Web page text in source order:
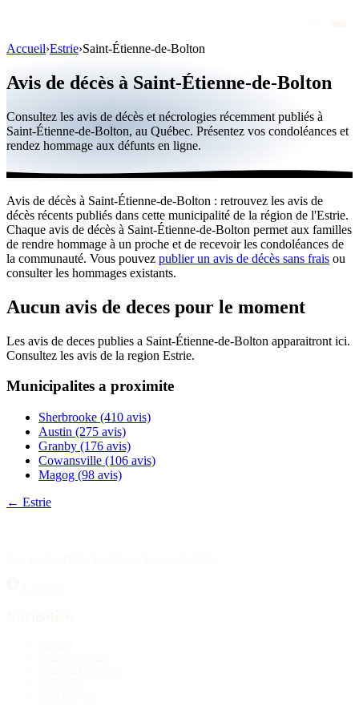
Personnalités publiques
Québec
Canada
International
Par région
Par ville
Maisons funéraires
Éternea
Accueil›Estrie›Saint-Étienne-de-Bolton
Avis de décès à Saint-Étienne-de-Bolton
Consultez les avis de décès et nécrologies récemment publiés à
Saint-Étienne-de-Bolton, au Québec. Présentez vos condoléances et
rendez hommage aux défunts en ligne.
Avis de décès à Saint-Étienne-de-Bolton : retrouvez les avis de
décès récents publiés dans cette municipalité de la région de l'Estrie.
Chaque avis de décès à Saint-Étienne-de-Bolton permet aux familles
de rendre hommage à un proche et de recevoir les condoléances de
la communauté. Vous pouvez publier un avis de décès sans frais ou
consulter les hommages existants.
Aucun avis de deces pour le moment
Les avis de deces publies a Saint-Étienne-de-Bolton apparaitront ici.
Consultez les avis de la region Estrie.
Municipalites a proximite
Sherbrooke (410 avis)
Austin (275 avis)
Granby (176 avis)
Cowansville (106 avis)
Magog (98 avis)
← Estrie